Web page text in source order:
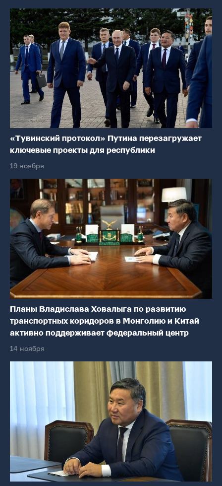
«Тувинский протокол» Путина перезагружает
ключевые проекты для республики
19 ноября
Планы Владислава Ховалыга по развитию
транспортных коридоров в Монголию и Китай
активно поддерживает федеральный центр
14 ноября